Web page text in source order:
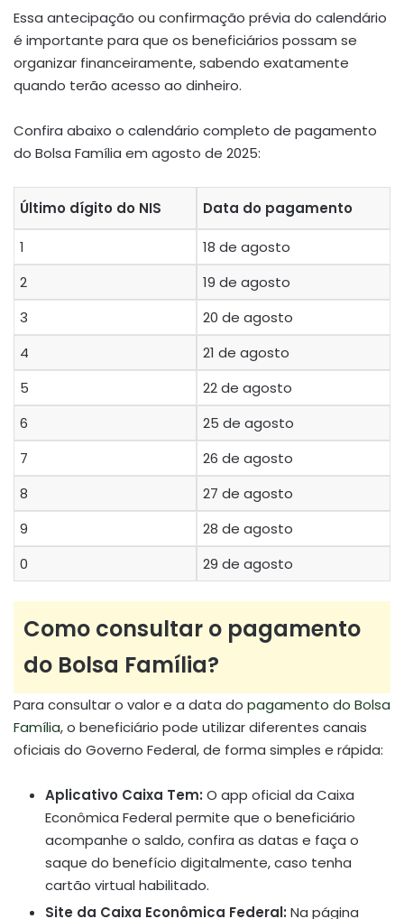
Essa antecipação ou confirmação prévia do calendário
é importante para que os beneficiários possam se
organizar financeiramente, sabendo exatamente
quando terão acesso ao dinheiro.
Confira abaixo o calendário completo de pagamento
do Bolsa Família em agosto de 2025:
Último dígito do NIS Data do pagamento
1
18 de agosto
2
19 de agosto
3
20 de agosto
4
21 de agosto
5
22 de agosto
6
25 de agosto
7
26 de agosto
8
27 de agosto
9
28 de agosto
0
29 de agosto
Como consultar o pagamento
do Bolsa Família?
Para consultar o valor e a data do pagamento do Bolsa
Família, o beneficiário pode utilizar diferentes canais
oficiais do Governo Federal, de forma simples e rápida:
Aplicativo Caixa Tem: O app oficial da Caixa
Econômica Federal permite que o beneficiário
acompanhe o saldo, confira as datas e faça o
saque do benefício digitalmente, caso tenha
cartão virtual habilitado.
Site da Caixa Econômica Federal: Na página